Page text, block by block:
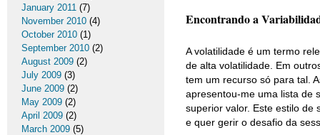
Encontrando a
A volatilidade é um termo
de alta volatilidade. Em
tem um recurso só para tal.
apresentou-me uma lista de
superior valor. Este estilo de
e quer gerir o desafio da
January 2011 (7)
November 2010 (4)
October 2010 (1)
September 2010 (2)
August 2009 (2)
July 2009 (3)
June 2009 (2)
May 2009 (2)
April 2009 (2)
March 2009 (5)